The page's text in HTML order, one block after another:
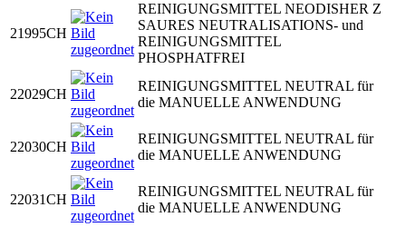
21995CH
REINIGUNGSMITTEL NEODISHER Z
SAURES NEUTRALISATIONS- und
REINIGUNGSMITTEL
PHOSPHATFREI
22029CH
REINIGUNGSMITTEL NEUTRAL für
die MANUELLE ANWENDUNG
22030CH
REINIGUNGSMITTEL NEUTRAL für
die MANUELLE ANWENDUNG
22031CH
REINIGUNGSMITTEL NEUTRAL für
die MANUELLE ANWENDUNG